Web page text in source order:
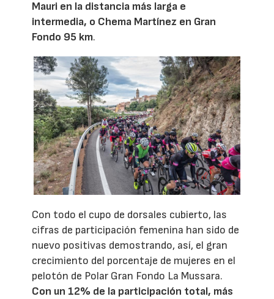
Mauri en la distancia más larga e
intermedia, o Chema Martínez en Gran
Fondo 95 km.
Con todo el cupo de dorsales cubierto, las
cifras de participación femenina han sido de
nuevo positivas demostrando, así, el gran
crecimiento del porcentaje de mujeres en el
pelotón de Polar Gran Fondo La Mussara.
Con un 12% de la participación total, más